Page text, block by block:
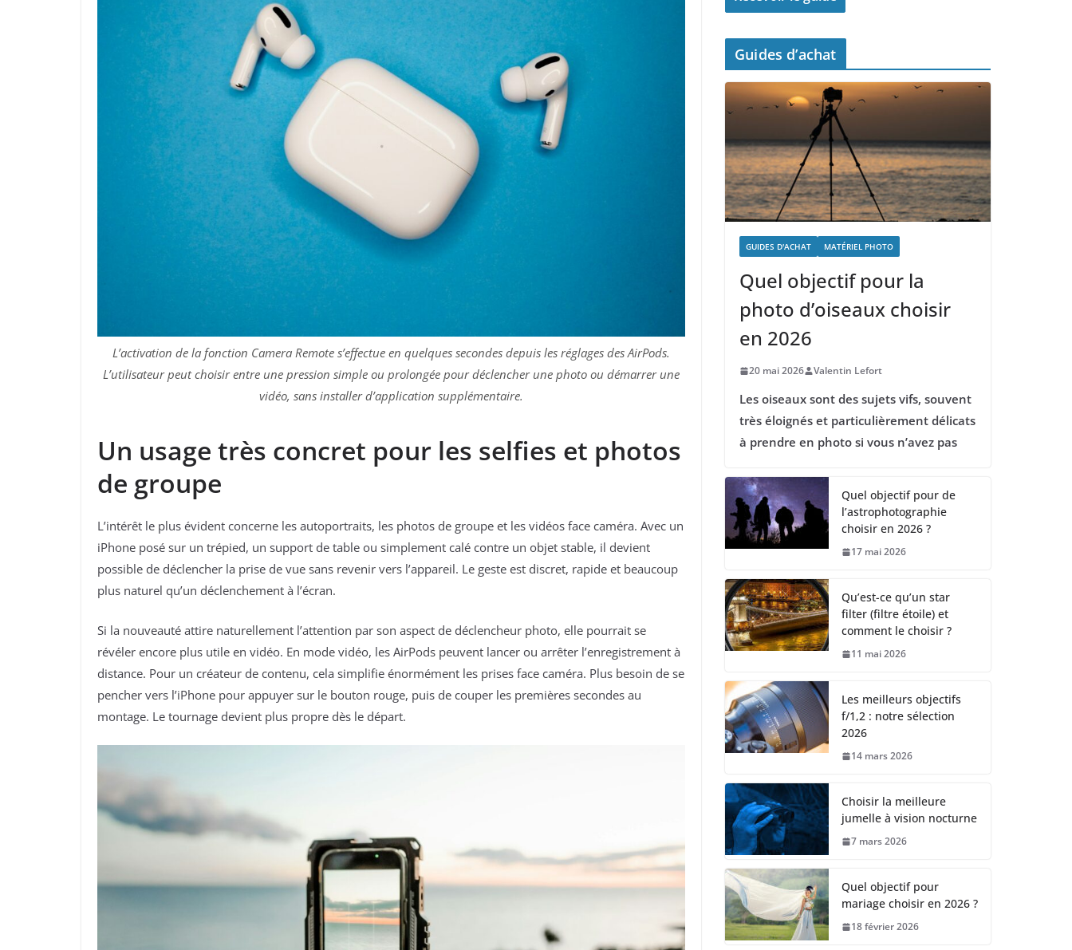
L’activation de la fonction Camera Remote s’effectue en quelques secondes depuis les réglages des AirPods.
L’utilisateur peut choisir entre une pression simple ou prolongée pour déclencher une photo ou démarrer une
vidéo, sans installer d’application supplémentaire.
Un usage très concret pour les selfies et photos
de groupe
L’intérêt le plus évident concerne les autoportraits, les photos de groupe et les vidéos face caméra. Avec un
iPhone posé sur un trépied, un support de table ou simplement calé contre un objet stable, il devient
possible de déclencher la prise de vue sans revenir vers l’appareil. Le geste est discret, rapide et beaucoup
plus naturel qu’un déclenchement à l’écran.
Si la nouveauté attire naturellement l’attention par son aspect de déclencheur photo, elle pourrait se
révéler encore plus utile en vidéo. En mode vidéo, les AirPods peuvent lancer ou arrêter l’enregistrement à
distance. Pour un créateur de contenu, cela simplifie énormément les prises face caméra. Plus besoin de se
pencher vers l’iPhone pour appuyer sur le bouton rouge, puis de couper les premières secondes au
montage. Le tournage devient plus propre dès le départ.
Guides d’achat
GUIDES D'ACHAT MATÉRIEL PHOTO
Quel objectif pour la
photo d’oiseaux choisir
en 2026
20 mai 2026 Valentin Lefort
Les oiseaux sont des sujets vifs, souvent
très éloignés et particulièrement délicats
à prendre en photo si vous n’avez pas
Quel objectif pour de
l’astrophotographie
choisir en 2026 ?
17 mai 2026
Qu’est-ce qu’un star
filter (filtre étoile) et
comment le choisir ?
11 mai 2026
Les meilleurs objectifs
f/1,2 : notre sélection
2026
14 mars 2026
Choisir la meilleure
jumelle à vision nocturne
7 mars 2026
Quel objectif pour
mariage choisir en 2026 ?
18 février 2026